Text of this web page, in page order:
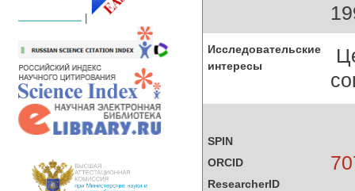
Исследовательские
интересы
SPIN
ORCID
ResearcherID